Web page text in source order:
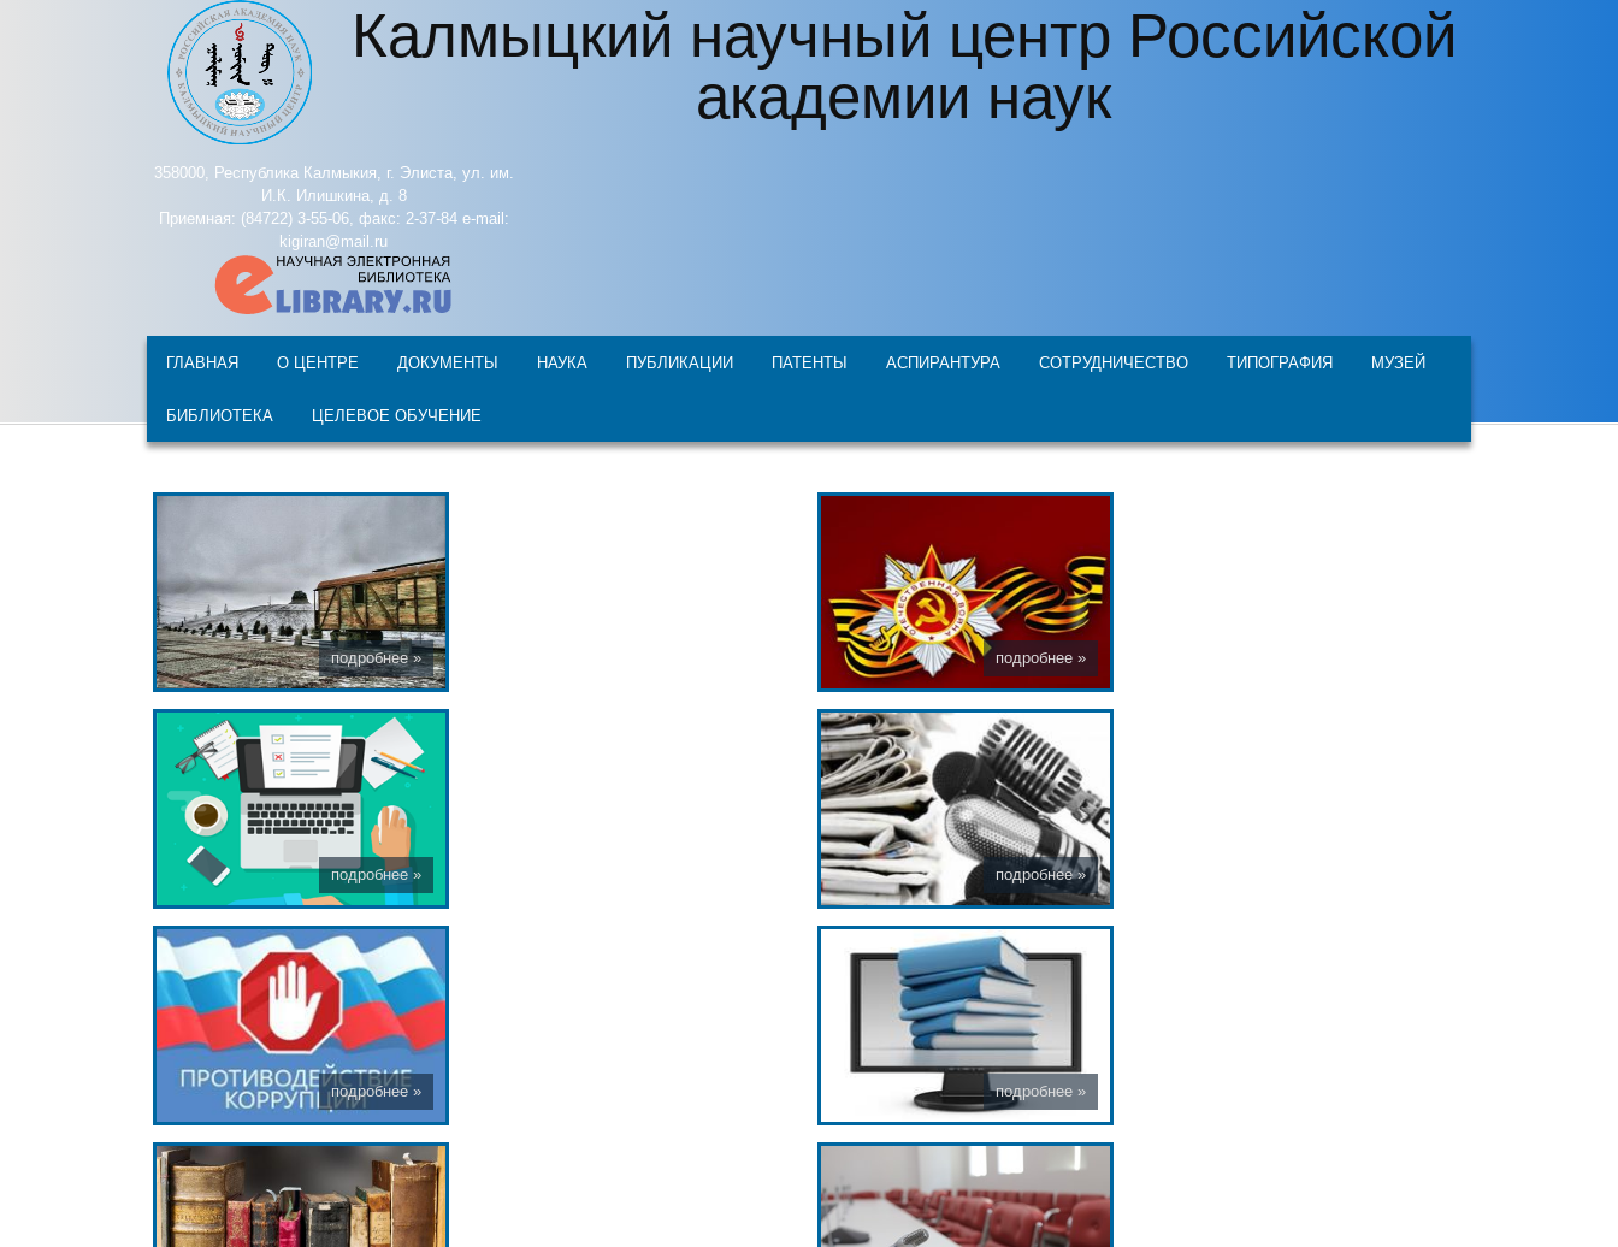
Перейти к основному содержанию Калмыцкий научный центр Российской
академии наук
358000, Республика Калмыкия, г. Элиста, ул. им.
И.К. Илишкина, д. 8
Приемная: (84722) 3-55-06, факс: 2-37-84 e-mail:
kigiran@mail.ru
ГЛАВНАЯ О ЦЕНТРЕ ДОКУМЕНТЫ НАУКА ПУБЛИКАЦИИ ПАТЕНТЫ АСПИРАНТУРА СОТРУДНИЧЕСТВО ТИПОГРАФИЯ МУЗЕЙ
БИБЛИОТЕКА ЦЕЛЕВОЕ ОБУЧЕНИЕ